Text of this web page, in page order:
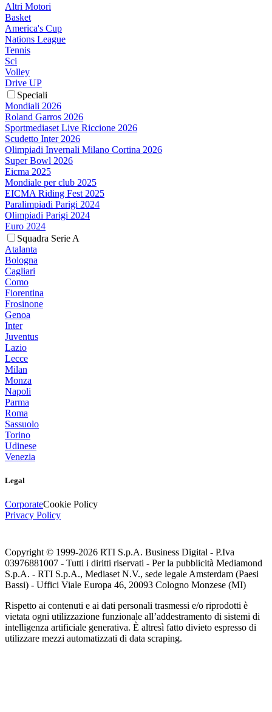
Altri Motori
Basket
America's Cup
Nations League
Tennis
Sci
Volley
Drive UP
Speciali
Mondiali 2026
Roland Garros 2026
Sportmediaset Live Riccione 2026
Scudetto Inter 2026
Olimpiadi Invernali Milano Cortina 2026
Super Bowl 2026
Eicma 2025
Mondiale per club 2025
EICMA Riding Fest 2025
Paralimpiadi Parigi 2024
Olimpiadi Parigi 2024
Euro 2024
Squadra Serie A
Atalanta
Bologna
Cagliari
Como
Fiorentina
Frosinone
Genoa
Inter
Juventus
Lazio
Lecce
Milan
Monza
Napoli
Parma
Roma
Sassuolo
Torino
Udinese
Venezia
Legal
CorporateCookie Policy
Privacy Policy
Copyright © 1999-2026 RTI S.p.A. Business Digital - P.Iva
03976881007 - Tutti i diritti riservati - Per la pubblicità Mediamond
S.p.A. - RTI S.p.A., Mediaset N.V., sede legale Amsterdam (Paesi
Bassi) - Uffici Viale Europa 46, 20093 Cologno Monzese (MI)
Rispetto ai contenuti e ai dati personali trasmessi e/o riprodotti è
vietata ogni utilizzazione funzionale all’addestramento di sistemi di
intelligenza artificiale generativa. È altresì fatto divieto espresso di
utilizzare mezzi automatizzati di data scraping.